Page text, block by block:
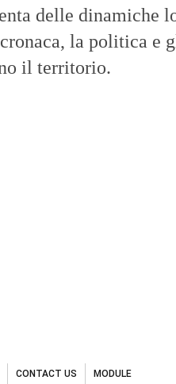
delle dinamiche
la politica e
il territorio.
CONTACT US MODULE